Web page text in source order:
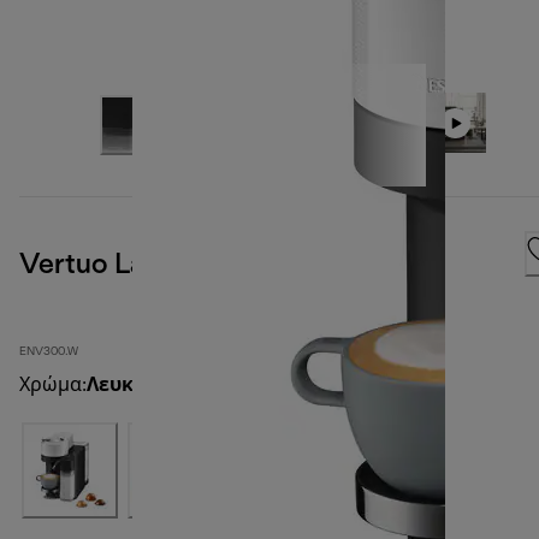
Vertuo Latissima, Λευκό
ENV300.W
Χρώμα:Λευκό